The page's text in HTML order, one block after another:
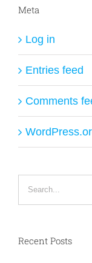
Meta
Log in
Entries feed
Comments
Recent Posts